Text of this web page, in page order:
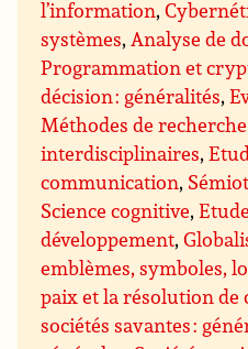
l’information,
systèmes,Analyse de
Programmation et
décision : généralités,
Méthodes de
interdisciplinaires,
communication,
Science cognitive,
développement,
emblèmes, symboles,
paix et la résolution de
sociétés savantes :